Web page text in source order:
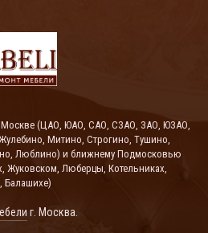
Москве (ЦАО, ЮАО, САО, СЗАО, ЗАО, ЮЗАО,
Митино, Строгино, Тушино,
Люблино) и ближнему Подмосковью
Люберцы, Котельниках,
Балашихе)
г. Москва.